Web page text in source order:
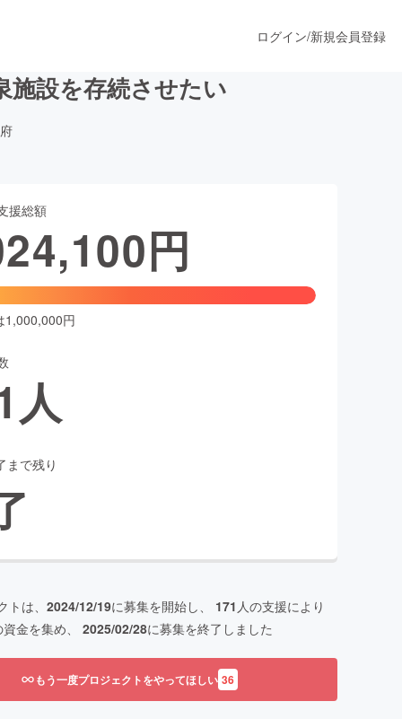
ファッション
ログイン/新規会員登録
施設を存続させたい
援総額
円
1,000,000円
人
まで残り
は、 2024/12/19に募集を開始し、 171 人の支援により
金を集め、 2025/02/28に募集を終了しました
もう一度プロジェクトをやってほしい 36